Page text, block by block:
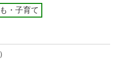
・子育て